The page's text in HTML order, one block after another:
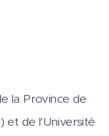
la Province de
et de l'Université